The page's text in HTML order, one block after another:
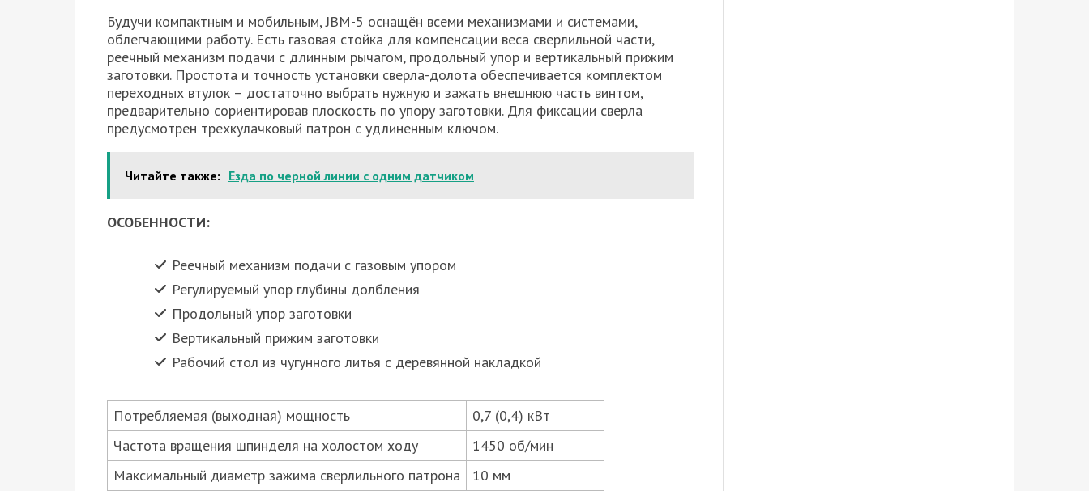
Будучи компактным и мобильным, JBM-5 оснащён всеми механизмами и системами,
облегчающими работу. Есть газовая стойка для компенсации веса сверлильной части,
реечный механизм подачи с длинным рычагом, продольный упор и вертикальный прижим
заготовки. Простота и точность установки сверла-долота обеспечивается комплектом
переходных втулок – достаточно выбрать нужную и зажать внешнюю часть винтом,
предварительно сориентировав плоскость по упору заготовки. Для фиксации сверла
предусмотрен трехкулачковый патрон с удлиненным ключом.
Читайте также: Езда по черной линии с одним датчиком
ОСОБЕННОСТИ:
Реечный механизм подачи с газовым упором
Регулируемый упор глубины долбления
Продольный упор заготовки
Вертикальный прижим заготовки
Рабочий стол из чугунного литья с деревянной накладкой
Потребляемая (выходная) мощность
0,7 (0,4) кВт
Частота вращения шпинделя на холостом ходу
1450 об/мин
Максимальный диаметр зажима сверлильного патрона
10 мм